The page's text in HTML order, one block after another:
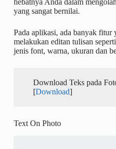
yang sangat bernilai.
Pada aplikasi, ada banyak fitur
melakukan editan tulisan
jenis font, warna, ukuran dan
Download Teks pada
[Download]
Text On Photo